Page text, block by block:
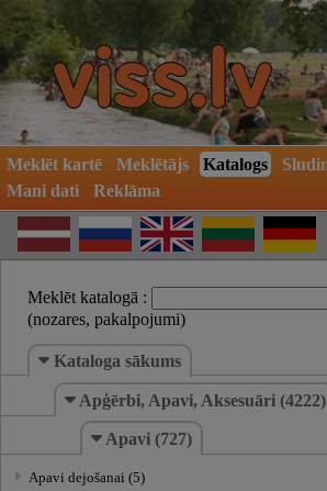
Meklēt kartē Meklētājs Katalogs
Mani dati
Reklāma
Meklēt katalogā :
(nozares, pakalpojumi)
Kataloga sākums
Apģērbi, Apavi, Aksesuāri (4222)
Apavi (727)
Apavi dejošanai (5)